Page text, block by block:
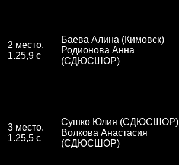
2 место.
1.25,9 с
Баева Алина (Кимовск)
Родионова Анна
(СДЮСШОР)
3 место.
1.25,5 с
Сушко Юлия (СДЮСШОР)
Волкова Анастасия
(СДЮСШОР)